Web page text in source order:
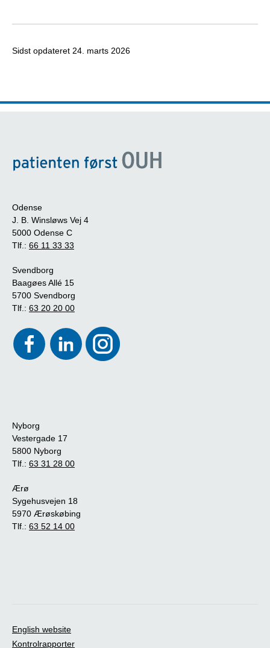
Sidst opdateret 24. marts 2026
Odense
J. B. Winsløws Vej 4
5000 Odense C
Tlf.: 66 11 33 33
Svendborg
Baagøes Allé 15
5700 Svendborg
Tlf.: 63 20 20 00
Nyborg
Vestergade 17
5800 Nyborg
Tlf.: 63 31 28 00
Ærø
Sygehusvejen 18
5970 Ærøskøbing
Tlf.: 63 52 14 00
English website
Kontrolrapporter